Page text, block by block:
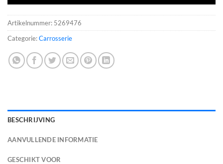
Artikelnummer: 5269476
Categorie:Carrosserie
BESCHRIJVING
AANVULLENDE INFORMATIE
GESCHIKT VOOR